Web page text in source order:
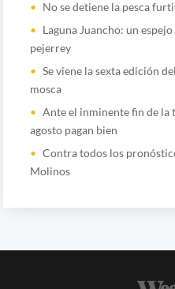
No se detiene la pesca
Laguna Juancho: un
pejerrey
Se viene la sexta edición
mosca
Ante el inminente fin de la
agosto pagan bien
Contra todos los
Molinos